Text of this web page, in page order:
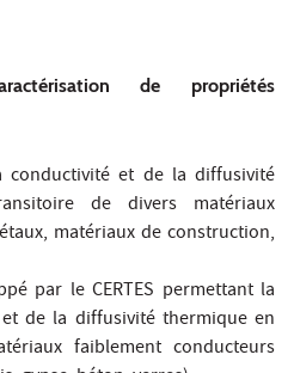
de propriétés
conductivité et de la diffusivité
de divers matériaux
matériaux de construction,
par le CERTES permettant la
de la diffusivité thermique en
faiblement conducteurs